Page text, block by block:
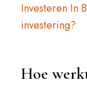
Investeren In
investering?
Hoe